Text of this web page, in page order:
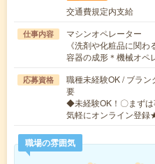
交通費規定内支給
仕事内容
マシンオペレーター
《洗剤や化粧品に関
容器の成形＊機械オ
応募資格
職種未経験OK / ブラ
要
◆未経験OK！〇まず
気軽にオンライン登
職場の雰囲気